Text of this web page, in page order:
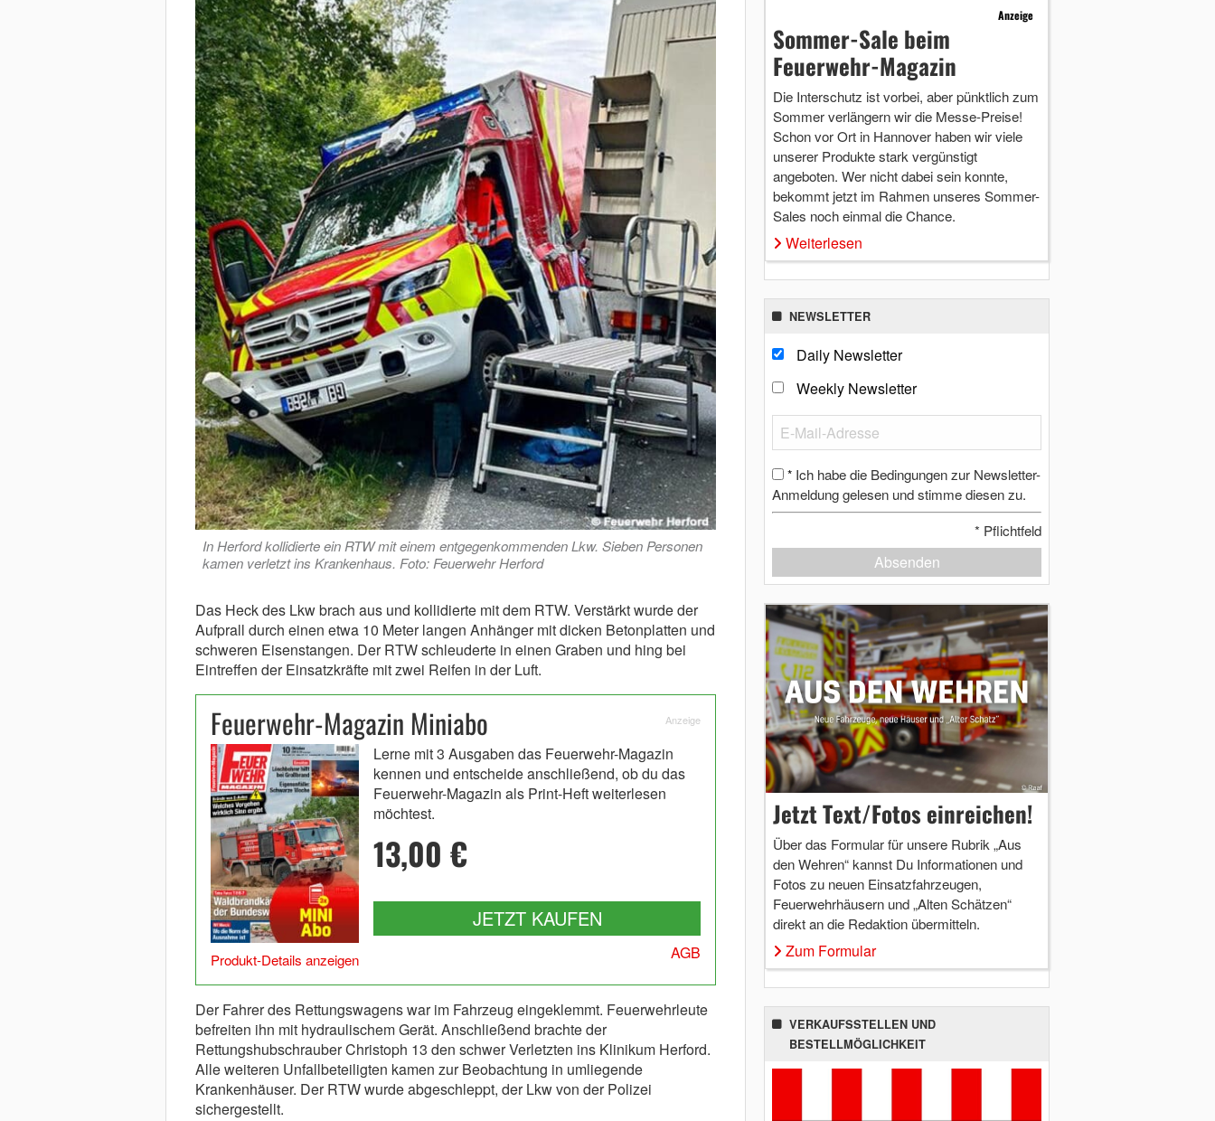
In Herford kollidierte ein RTW mit einem entgegenkommenden Lkw. Sieben Personen
kamen verletzt ins Krankenhaus. Foto: Feuerwehr Herford
Das Heck des Lkw brach aus und kollidierte mit dem RTW. Verstärkt wurde der
Aufprall durch einen etwa 10 Meter langen Anhänger mit dicken Betonplatten und
schweren Eisenstangen. Der RTW schleuderte in einen Graben und hing bei
Eintreffen der Einsatzkräfte mit zwei Reifen in der Luft.
Feuerwehr-Magazin Miniabo Anzeige
Produkt-Details anzeigen
Lerne mit 3 Ausgaben das Feuerwehr-Magazin
kennen und entscheide anschließend, ob du das
Feuerwehr-Magazin als Print-Heft weiterlesen
möchtest.
13,00 €
JETZT KAUFEN
AGB
Der Fahrer des Rettungswagens war im Fahrzeug eingeklemmt. Feuerwehrleute
befreiten ihn mit hydraulischem Gerät. Anschließend brachte der
Rettungshubschrauber Christoph 13 den schwer Verletzten ins Klinikum Herford.
Alle weiteren Unfallbeteiligten kamen zur Beobachtung in umliegende
Krankenhäuser. Der RTW wurde abgeschleppt, der Lkw von der Polizei
sichergestellt.
Anzeige
Sommer-Sale beim
Feuerwehr-Magazin
Die Interschutz ist vorbei, aber pünktlich zum
Sommer verlängern wir die Messe-Preise!
Schon vor Ort in Hannover haben wir viele
unserer Produkte stark vergünstigt
angeboten. Wer nicht dabei sein konnte,
bekommt jetzt im Rahmen unseres Sommer-
Sales noch einmal die Chance.
Weiterlesen
NEWSLETTER
Daily Newsletter
Weekly Newsletter
* Ich habe die Bedingungen zur Newsletter-
Anmeldung gelesen und stimme diesen zu.
* Pflichtfeld
Absenden
Jetzt Text/Fotos einreichen!
Über das Formular für unsere Rubrik „Aus
den Wehren“ kannst Du Informationen und
Fotos zu neuen Einsatzfahrzeugen,
Feuerwehrhäusern und „Alten Schätzen“
direkt an die Redaktion übermitteln.
Zum Formular
VERKAUFSSTELLEN UND
BESTELLMÖGLICHKEIT